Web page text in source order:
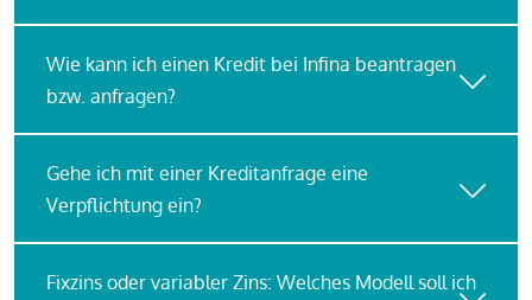
Wie kann ich einen Kredit bei Infina beantragen
bzw. anfragen?
Gehe ich mit einer Kreditanfrage eine
Verpflichtung ein?
Fixzins oder variabler Zins: Welches Modell soll ich